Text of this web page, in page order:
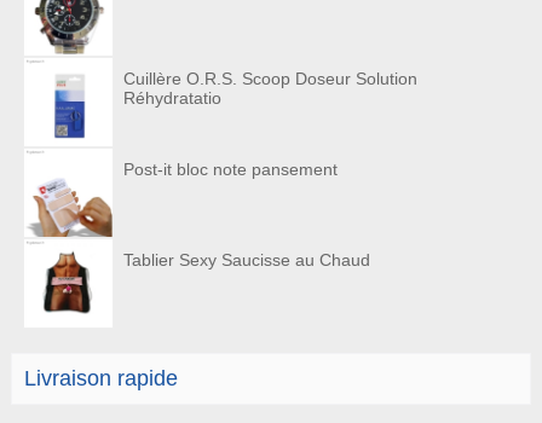
Cuillère O.R.S. Scoop Doseur Solution
Réhydratatio
Post-it bloc note pansement
Tablier Sexy Saucisse au Chaud
Livraison rapide